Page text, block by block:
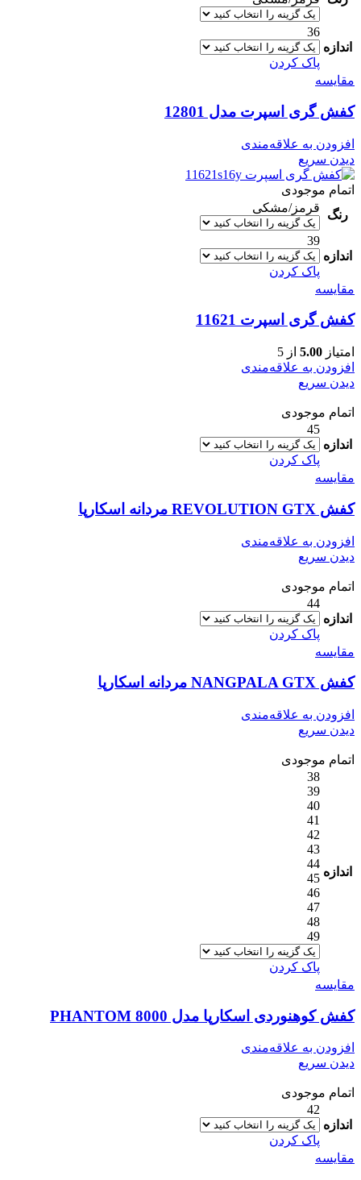
اندازه
36
پاک کردن
مقایسه
کفش گری اسپرت مدل 12801
افزودن به علاقه‌مندی
دیدن سریع
اتمام موجودی
رنگ
قرمز/مشکی
اندازه
39
پاک کردن
مقایسه
کفش گری اسپرت 11621
امتیاز 5.00 از 5
افزودن به علاقه‌مندی
دیدن سریع
اتمام موجودی
اندازه
45
پاک کردن
مقایسه
کفش REVOLUTION GTX مردانه اسکارپا
افزودن به علاقه‌مندی
دیدن سریع
اتمام موجودی
اندازه
44
پاک کردن
مقایسه
کفش NANGPALA GTX مردانه اسکارپا
افزودن به علاقه‌مندی
دیدن سریع
اتمام موجودی
اندازه
38
39
40
41
42
43
44
45
46
47
48
49
پاک کردن
مقایسه
کفش کوهنوردی اسکارپا مدل PHANTOM 8000
افزودن به علاقه‌مندی
دیدن سریع
اتمام موجودی
اندازه
42
پاک کردن
مقایسه